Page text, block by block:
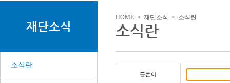
재단소식
소식란
HOME > 재단소식 > 소식란
소식란
글쓴이